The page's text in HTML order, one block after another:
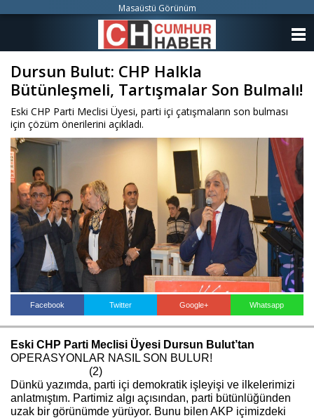
Dursun Bulut: CHP Halkla
Bütünleşmeli, Tartışmalar Son Bulmalı!
Eski CHP Parti Meclisi Üyesi, parti içi çatışmaların son bulması
için çözüm önerilerini açıkladı.
Facebook Twitter Google+ Whatsapp
Eski CHP Parti Meclisi Üyesi Dursun Bulut’tan
OPERASYONLAR NASIL SON BULUR!
(2)
Dünkü yazımda, parti içi demokratik işleyişi ve ilkelerimizi
anlatmıştım. Partimiz algı açısından, parti bütünlüğünden
uzak bir görünümde yürüyor. Bunu bilen AKP içimizdeki
Masaüstü Görünüm
VİDEO GALERİ
KÜNYE
İLETİŞİM